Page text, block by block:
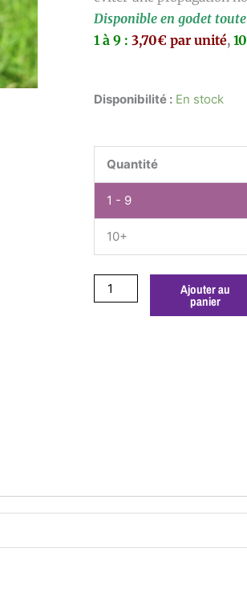
Disponible en godet toute
1 à 9 : 3,70€ par unité,
Disponibilité : En stock
Quantité
1 - 9
10+
quantité
fruticosa
Ajouter au
panier